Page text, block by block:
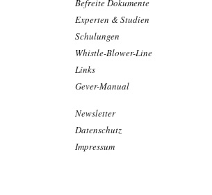
Befreite Dokumente
Experten & Studien
Schulungen
Whistle-Blower-Line
Links
Gever-Manual
Newsletter
Datenschutz
Impressum